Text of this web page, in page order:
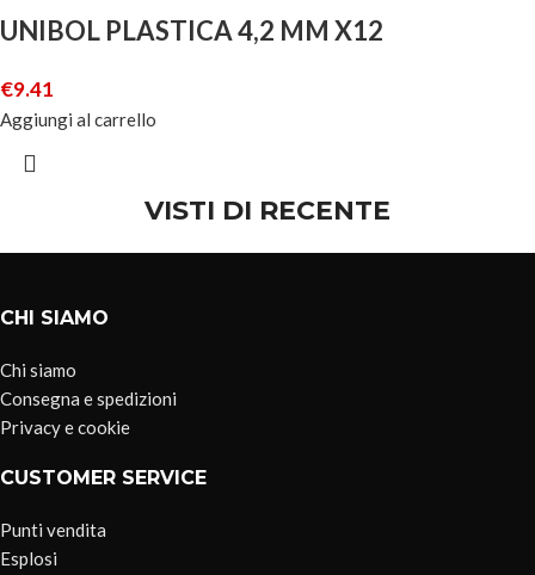
UNIBOL PLASTICA 4,2 MM X12
€9.41
Aggiungi al carrello
VISTI DI RECENTE
CHI SIAMO
Chi siamo
Consegna e spedizioni
Privacy e cookie
CUSTOMER SERVICE
Punti vendita
Esplosi